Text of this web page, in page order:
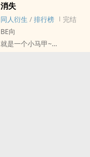
消失
同人衍生 / 排行榜
完结
BE向
就是一个小马甲~